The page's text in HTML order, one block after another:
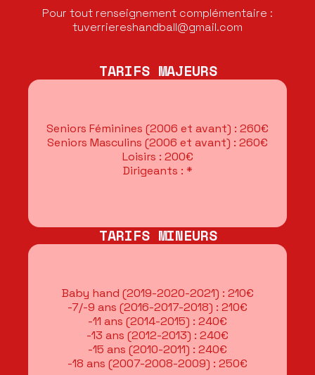
Pour tout renseignement complémentaire :
tuverriereshandball@gmail.com
TARIFS MAJEURS
Seniors Féminines (2006 et avant) : 260€
Seniors Masculins (2006 et avant) : 260€
Loisirs : 200€
Dirigeants : *
TARIFS MINEURS
Baby hand (2019-2020-2021) : 210€
-7/-9 ans (2016-2017-2018) : 210€
-11 ans (2014-2015) : 240€
-13 ans (2012-2013) : 240€
-15 ans (2010-2011) : 240€
-18 ans (2007-2008-2009) : 250€